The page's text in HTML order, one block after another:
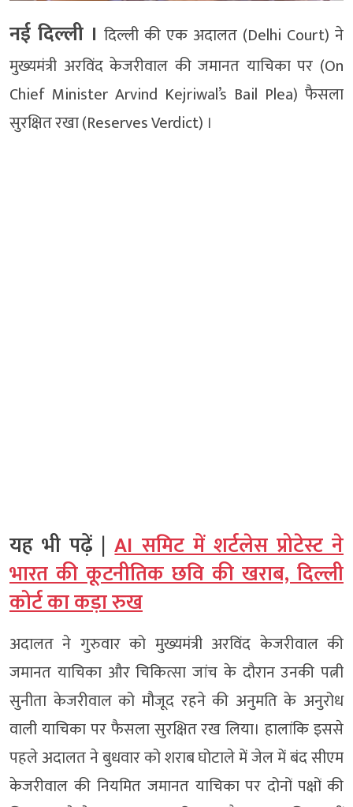
नई दिल्ली । दिल्ली की एक अदालत (Delhi Court) ने
मुख्यमंत्री अरविंद केजरीवाल की जमानत याचिका पर (On
Chief Minister Arvind Kejriwal’s Bail Plea) फैसला
सुरक्षित रखा (Reserves Verdict) ।
यह भी पढ़ें |AI समिट में शर्टलेस प्रोटेस्ट ने
भारत की कूटनीतिक छवि की खराब, दिल्ली
कोर्ट का कड़ा रुख
अदालत ने गुरुवार को मुख्यमंत्री अरविंद केजरीवाल की
जमानत याचिका और चिकित्सा जांच के दौरान उनकी पत्नी
सुनीता केजरीवाल को मौजूद रहने की अनुमति के अनुरोध
वाली याचिका पर फैसला सुरक्षित रख लिया। हालांकि इससे
पहले अदालत ने बुधवार को शराब घोटाले में जेल में बंद सीएम
केजरीवाल की नियमित जमानत याचिका पर दोनों पक्षों की